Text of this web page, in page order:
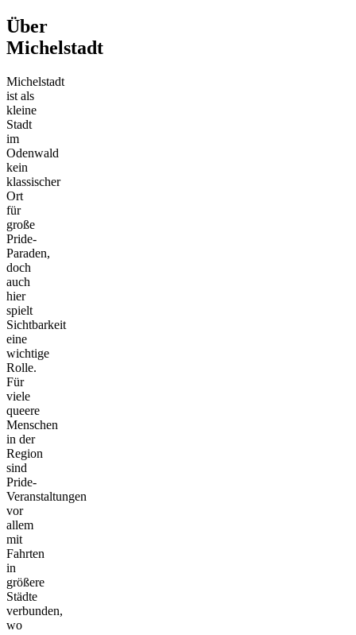
Über
Michelstadt
Michelstadt
ist als
kleine
Stadt
im
Odenwald
kein
klassischer
Ort
für
große
Pride-
Paraden,
doch
auch
hier
spielt
Sichtbarkeit
eine
wichtige
Rolle.
Für
viele
queere
Menschen
in der
Region
sind
Pride-
Veranstaltungen
vor
allem
mit
Fahrten
in
größere
Städte
verbunden,
wo